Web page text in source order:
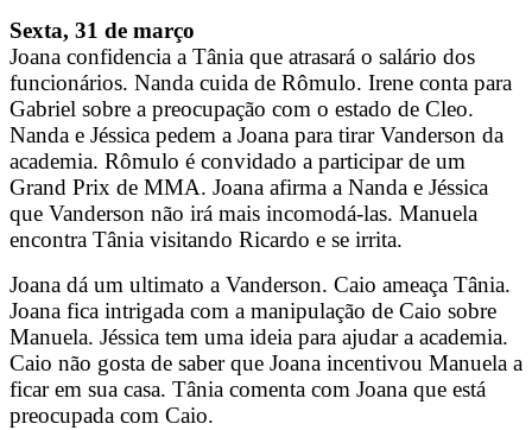
Sexta, 31 de março
Joana confidencia a Tânia que atrasará o salário dos
funcionários. Nanda cuida de Rômulo. Irene conta para
Gabriel sobre a preocupação com o estado de Cleo.
Nanda e Jéssica pedem a Joana para tirar Vanderson da
academia. Rômulo é convidado a participar de um
Grand Prix de MMA. Joana afirma a Nanda e Jéssica
que Vanderson não irá mais incomodá-las. Manuela
encontra Tânia visitando Ricardo e se irrita.
Joana dá um ultimato a Vanderson. Caio ameaça Tânia.
Joana fica intrigada com a manipulação de Caio sobre
Manuela. Jéssica tem uma ideia para ajudar a academia.
Caio não gosta de saber que Joana incentivou Manuela a
ficar em sua casa. Tânia comenta com Joana que está
preocupada com Caio.